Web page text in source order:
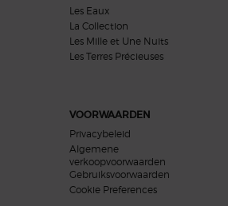
Les Eaux
La Collection
Les Mille et Une Nuits
Les Terres Précieuses
VOORWAARDEN
Privacybeleid
Algemene
verkoopvoorwaarden
Gebruiksvoorwaarden
Cookie Preferences